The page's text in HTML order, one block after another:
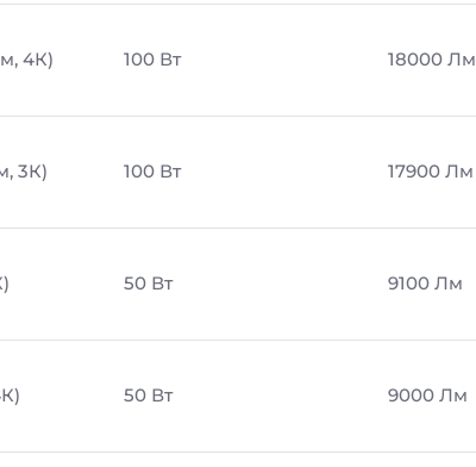
4К) 100 Вт 18000 Лм
3К) 100 Вт 17900 Лм
50 Вт 9100 Лм
50 Вт 9000 Лм